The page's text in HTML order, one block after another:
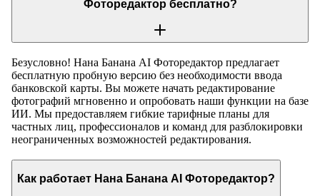
Фоторедактор бесплатно?
Безусловно! Нана Банана AI Фоторедактор предлагает
бесплатную пробную версию без необходимости ввода
банковской карты. Вы можете начать редактирование
фотографий мгновенно и опробовать наши функции на базе
ИИ. Мы предоставляем гибкие тарифные планы для
частных лиц, профессионалов и команд для разблокировки
неограниченных возможностей редактирования.
Как работает Нана Банана AI Фоторедактор?